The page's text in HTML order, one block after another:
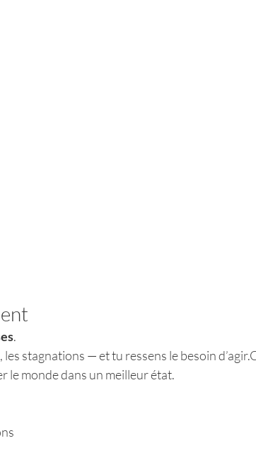
.
stagnations — et tu ressens le besoin
le monde dans un meilleur état.